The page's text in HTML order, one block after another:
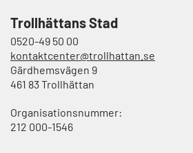
Trollhättans Stad
0520-49 50 00
kontaktcenter@trollhattan.se
Gärdhemsvägen 9
461 83 Trollhättan
Organisationsnummer:
212 000-1546